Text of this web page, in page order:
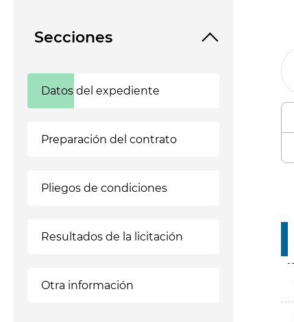
Secciones
Datos del expediente
Preparación del contrato
Pliegos de condiciones
Resultados de la licitación
Otra información